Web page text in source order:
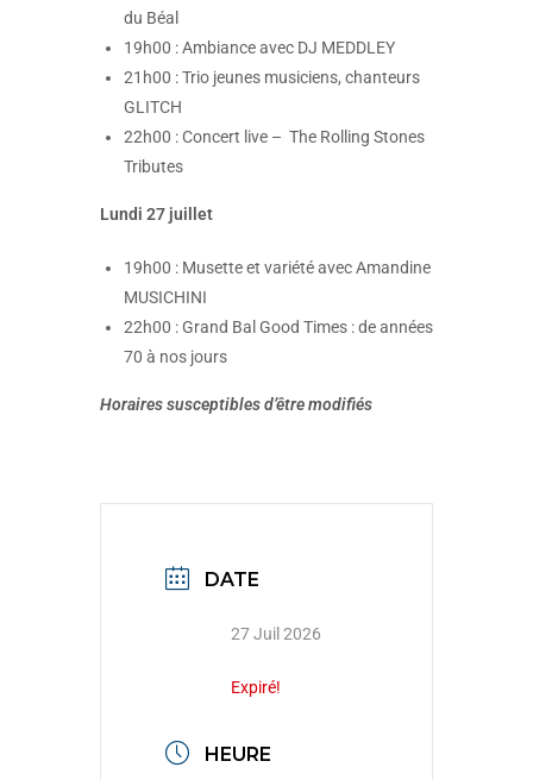
du Béal
19h00 : Ambiance avec DJ MEDDLEY
21h00 : Trio jeunes musiciens, chanteurs
GLITCH
22h00 : Concert live – The Rolling Stones
Tributes
Lundi 27 juillet
19h00 : Musette et variété avec Amandine
MUSICHINI
22h00 : Grand Bal Good Times : de années
70 à nos jours
Horaires susceptibles d’être modifiés
DATE
27 Juil 2026
Expiré!
HEURE